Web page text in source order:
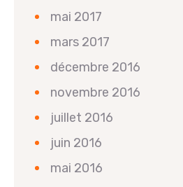
mai 2017
mars 2017
décembre 2016
novembre 2016
juillet 2016
juin 2016
mai 2016